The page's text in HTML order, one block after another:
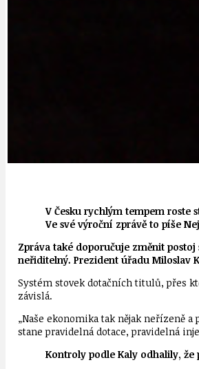
V Česku rychlým tempem
Ve své výroční zprávě to píše
Zpráva také doporučuje změnit
neřiditelný. Prezident úřadu Miloslav
Systém stovek dotačních titulů, přes
závislá.
„Naše ekonomika tak nějak neřízeně
stane pravidelná dotace, pravidelná
Kontroly podle Kaly odhalily,